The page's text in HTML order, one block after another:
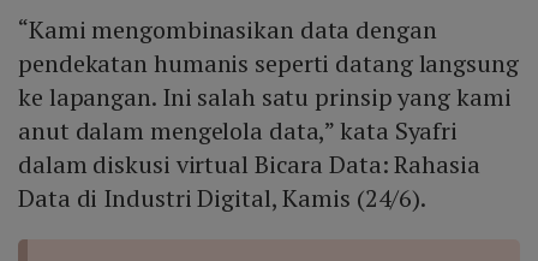
“Kami mengombinasikan data dengan
pendekatan humanis seperti datang langsung
ke lapangan. Ini salah satu prinsip yang kami
anut dalam mengelola data,” kata Syafri
dalam diskusi virtual Bicara Data: Rahasia
Data di Industri Digital, Kamis (24/6).